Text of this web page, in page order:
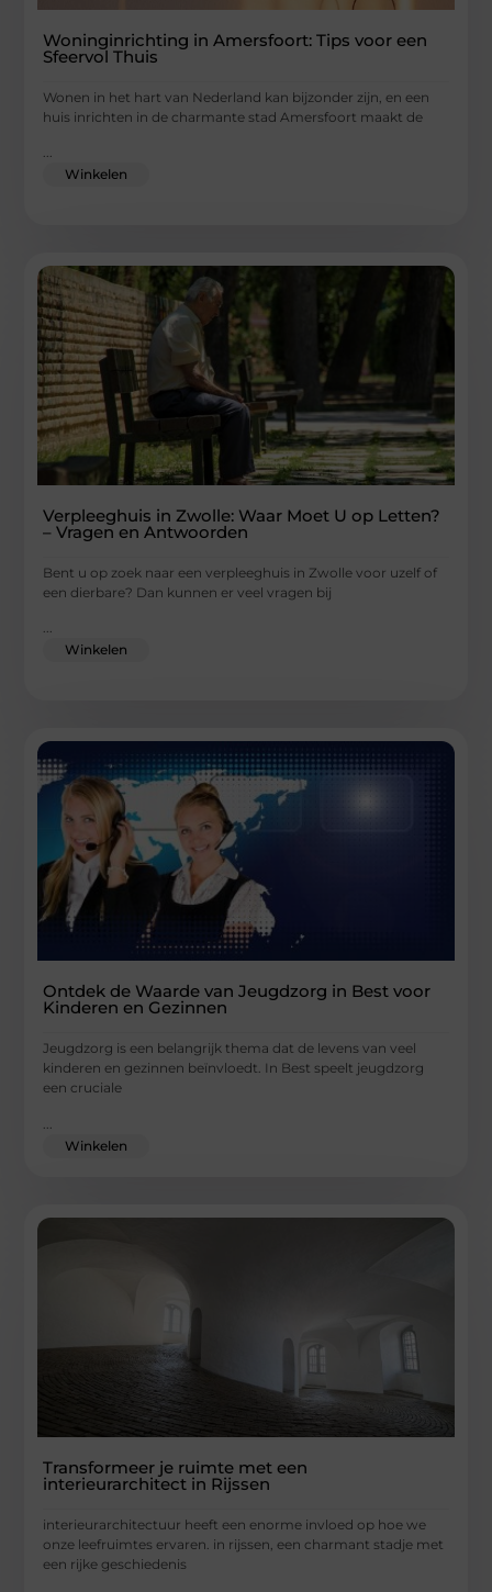
Woninginrichting in Amersfoort: Tips voor een
Sfeervol Thuis
Wonen in het hart van Nederland kan bijzonder zijn, en een
huis inrichten in de charmante stad Amersfoort maakt de
...
Winkelen
Verpleeghuis in Zwolle: Waar Moet U op Letten?
– Vragen en Antwoorden
Bent u op zoek naar een verpleeghuis in Zwolle voor uzelf of
een dierbare? Dan kunnen er veel vragen bij
...
Winkelen
Ontdek de Waarde van Jeugdzorg in Best voor
Kinderen en Gezinnen
Jeugdzorg is een belangrijk thema dat de levens van veel
kinderen en gezinnen beïnvloedt. In Best speelt jeugdzorg
een cruciale
Winkelen
Transformeer je ruimte met een
interieurarchitect in Rijssen
interieurarchitectuur heeft een enorme invloed op hoe we
onze leefruimtes ervaren. in rijssen, een charmant stadje met
een rijke geschiedenis